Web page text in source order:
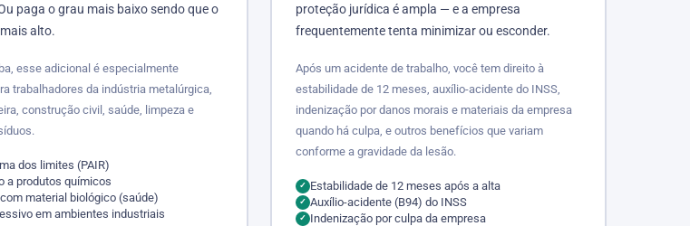
paga o grau mais baixo sendo que o
alto.
esse adicional é especialmente
trabalhadores da indústria metalúrgica,
construção civil, saúde, limpeza e
dos limites (PAIR)
a produtos químicos
material biológico (saúde)
em ambientes industriais
proteção jurídica é ampla — e a empresa
frequentemente tenta minimizar ou esconder.
Após um acidente de trabalho, você tem direito à
estabilidade de 12 meses, auxílio-acidente do INSS,
indenização por danos morais e materiais da empresa
quando há culpa, e outros benefícios que variam
conforme a gravidade da lesão.
✓ Estabilidade de 12 meses após a alta
✓ Auxílio-acidente (B94) do INSS
✓ Indenização por culpa da empresa